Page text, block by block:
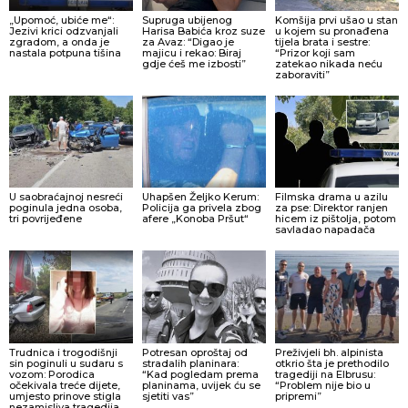
„Upomoć, ubiće me“:
Jezivi krici odzvanjali
zgradom, a onda je
nastala potpuna tišina
Supruga ubijenog
Harisa Babića kroz suze
za Avaz: “Digao je
majicu i rekao: Biraj
gdje ćeš me izbosti”
Komšija prvi ušao u stan
u kojem su pronađena
tijela brata i sestre:
“Prizor koji sam
zatekao nikada neću
zaboraviti”
U saobraćajnoj nesreći
poginula jedna osoba,
tri povrijeđene
Uhapšen Željko Kerum:
Policija ga privela zbog
afere „Konoba Pršut“
Filmska drama u azilu
za pse: Direktor ranjen
hicem iz pištolja, potom
savladao napadača
Trudnica i trogodišnji
sin poginuli u sudaru s
vozom: Porodica
očekivala treće dijete,
umjesto prinove stigla
Potresan oproštaj od
stradalih planinara:
“Kad pogledam prema
planinama, uvijek ću se
sjetiti vas”
Preživjeli bh. alpinista
otkrio šta je prethodilo
tragediji na Elbrusu:
“Problem nije bio u
pripremi”